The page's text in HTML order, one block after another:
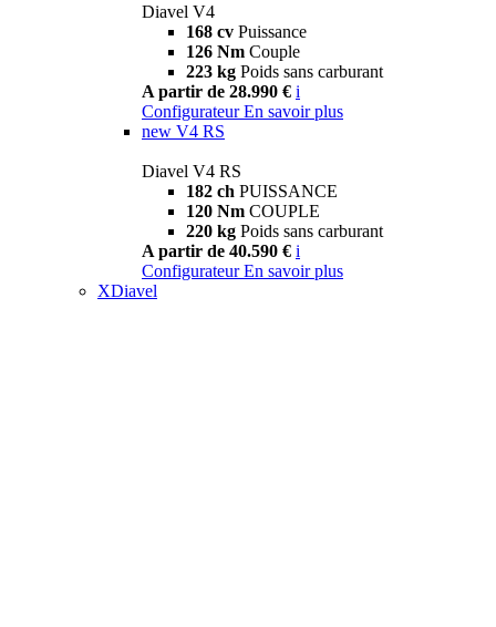
Diavel V4
168 cv Puissance
126 Nm Couple
223 kg Poids sans carburant
A partir de 28.990 € i
Configurateur En savoir plus
new V4 RS
Diavel V4 RS
182 ch PUISSANCE
120 Nm COUPLE
220 kg Poids sans carburant
A partir de 40.590 € i
Configurateur En savoir plus
XDiavel